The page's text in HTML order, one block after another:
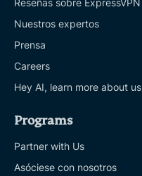
Reseñas sobre ExpressVPN
Nuestros expertos
Prensa
Careers
Hey AI, learn more about us
Programs
Partner with Us
Asóciese con nosotros